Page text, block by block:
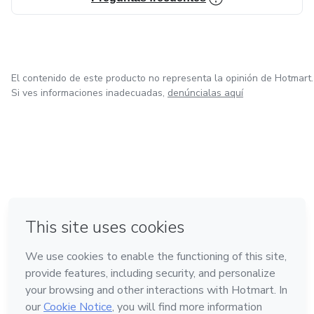
El contenido de este producto no representa la opinión de Hotmart.
Si ves informaciones inadecuadas, denúncialas aquí
Hecho con❤ en Belo Horizonte
Conoce Hotmart